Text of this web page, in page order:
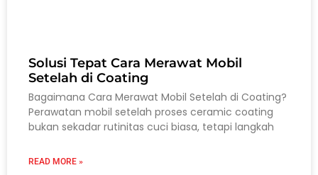
Solusi Tepat Cara Merawat Mobil
Setelah di Coating
Bagaimana Cara Merawat Mobil Setelah di Coating?
Perawatan mobil setelah proses ceramic coating
bukan sekadar rutinitas cuci biasa, tetapi langkah
READ MORE »